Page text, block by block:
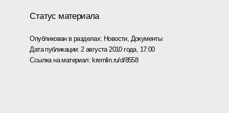
Статус материала
Опубликован в разделах: Новости, Документы
Дата публикации: 2 августа 2010 года, 17:00
Ссылка на материал: kremlin.ru/d/8558